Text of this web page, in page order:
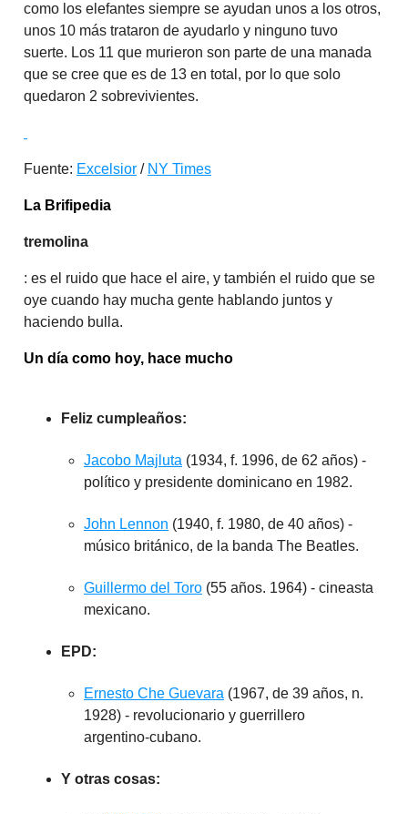
como los elefantes siempre se ayudan unos a los otros,
unos 10 más trataron de ayudarlo y ninguno tuvo
suerte. Los 11 que murieron son parte de una manada
que se cree que es de 13 en total, por lo que solo
quedaron 2 sobrevivientes.
Fuente: Excelsior / NY Times
La Brifipedia
tremolina
: es el ruido que hace el aire, y también el ruido que se
oye cuando hay mucha gente hablando juntos y
haciendo bulla.
Un día como hoy, hace mucho
Feliz cumpleaños:
Jacobo Majluta (1934, f. 1996, de 62 años) -
político y presidente dominicano en 1982.
John Lennon (1940, f. 1980, de 40 años) -
músico británico, de la banda The Beatles.
Guillermo del Toro (55 años. 1964) - cineasta
mexicano.
EPD:
Ernesto Che Guevara (1967, de 39 años, n.
1928) - revolucionario y guerrillero
argentino-cubano.
Y otras cosas: